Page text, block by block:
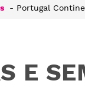
- Portugal
E